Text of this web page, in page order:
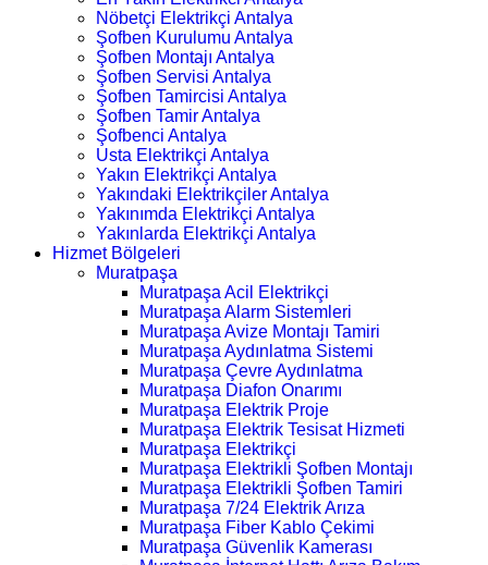
Nöbetçi Elektrikçi Antalya
Şofben Kurulumu Antalya
Şofben Montajı Antalya
Şofben Servisi Antalya
Şofben Tamircisi Antalya
Şofben Tamir Antalya
Şofbenci Antalya
Usta Elektrikçi Antalya
Yakın Elektrikçi Antalya
Yakındaki Elektrikçiler Antalya
Yakınımda Elektrikçi Antalya
Yakınlarda Elektrikçi Antalya
Hizmet Bölgeleri
Muratpaşa
Muratpaşa Acil Elektrikçi
Muratpaşa Alarm Sistemleri
Muratpaşa Avize Montajı Tamiri
Muratpaşa Aydınlatma Sistemi
Muratpaşa Çevre Aydınlatma
Muratpaşa Diafon Onarımı
Muratpaşa Elektrik Proje
Muratpaşa Elektrik Tesisat Hizmeti
Muratpaşa Elektrikçi
Muratpaşa Elektrikli Şofben Montajı
Muratpaşa Elektrikli Şofben Tamiri
Muratpaşa 7/24 Elektrik Arıza
Muratpaşa Fiber Kablo Çekimi
Muratpaşa Güvenlik Kamerası